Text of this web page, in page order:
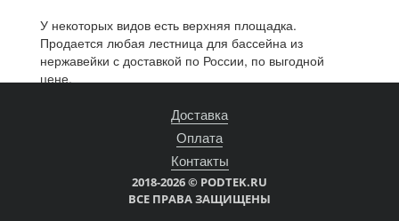
У некоторых видов есть верхняя площадка.
Продается любая лестница для бассейна из
нержавейки с доставкой по России, по выгодной
цене.
Доставка
Оплата
Контакты
2018-2026 © PODTEK.RU
ВСЕ ПРАВА ЗАЩИЩЕНЫ